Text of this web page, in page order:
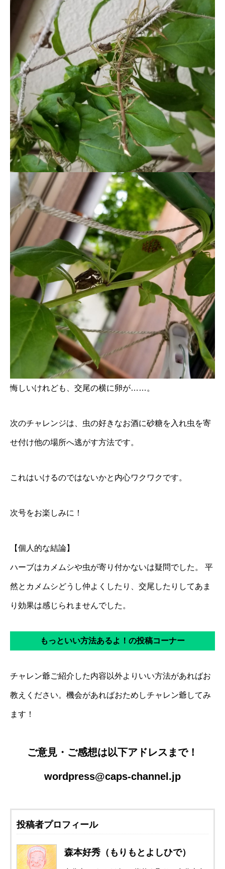
悔しいけれども、交尾の横に卵が……。
次のチャレンジは、虫の好きなお酒に砂糖を入れ虫を寄
せ付け他の場所へ逃がす方法です。
これはいけるのではないかと内心ワクワクです。
次号をお楽しみに！
【個人的な結論】
ハーブはカメムシや虫が寄り付かないは疑問でした。 平
然とカメムシどうし仲よくしたり、交尾したりしてあま
り効果は感じられませんでした。
もっといい方法あるよ！の投稿コーナー
チャレン爺ご紹介した内容以外よりいい方法があればお
教えください。機会があればおためしチャレン爺してみ
ます！
ご意見・ご感想は以下アドレスまで！
wordpress@caps-channel.jp
投稿者プロフィール
森本好秀（もりもとよしひで）